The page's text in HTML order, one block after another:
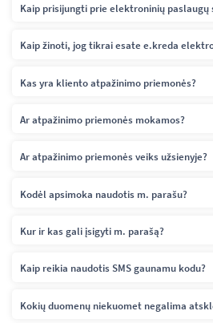
Kaip prisijungti prie elektroninių paslaugų
Kaip žinoti, jog tikrai esate e.kreda
Kas yra kliento atpažinimo priemonės?
Ar atpažinimo priemonės mokamos?
Ar atpažinimo priemonės veiks užsienyje?
Kodėl apsimoka naudotis m. parašu?
Kur ir kas gali įsigyti m. parašą?
Kaip reikia naudotis SMS gaunamu kodu?
Kokių duomenų niekuomet negalima